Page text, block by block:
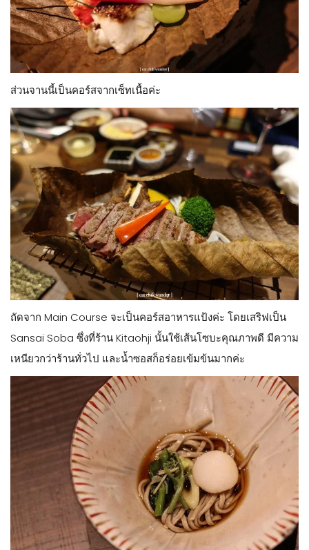
ส่วนจานนี้เป็นคอร์สจากเซ็ทเนื้อค่ะ
ถัดจาก Main Course จะเป็นคอร์สอาหารแป้งค่ะ โดยเสริฟเป็น
Sansai Soba ซึ่งที่ร้าน Kitaohji นั้นใช้เส้นโซบะคุณภาพดี มีความ
เหนียวกว่าร้านทั่วไป และน้ำซอสก็อร่อยเข้มข้นมากค่ะ